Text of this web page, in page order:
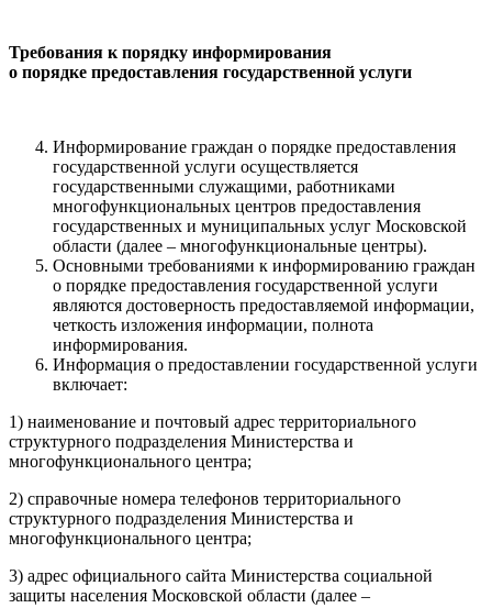
Требования к порядку информирования
о порядке предоставления государственной услуги
Информирование граждан о порядке предоставления
государственной услуги осуществляется
государственными служащими, работниками
многофункциональных центров предоставления
государственных и муниципальных услуг Московской
области (далее – многофункциональные центры).
Основными требованиями к информированию граждан
о порядке предоставления государственной услуги
являются достоверность предоставляемой информации,
четкость изложения информации, полнота
информирования.
Информация о предоставлении государственной услуги
включает:
1) наименование и почтовый адрес территориального
структурного подразделения Министерства и
многофункционального центра;
2) справочные номера телефонов территориального
структурного подразделения Министерства и
многофункционального центра;
3) адрес официального сайта Министерства социальной
защиты населения Московской области (далее –